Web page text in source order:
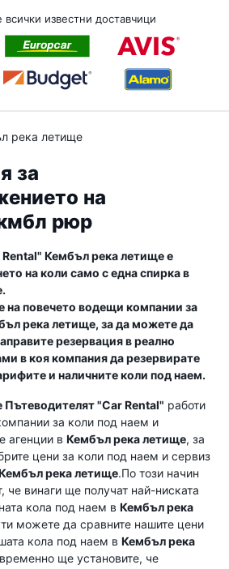
известни доставчици
река летище
за
на
рюр
Кембъл река летищее
на коли само с една спирка в
.
на повечето водещи компании за
река летище, за да можете да
резервация в реално
в коя компания да резервирате
и наличните коли под наем.
Пътеводителят "Car Rental" работи
за коли под наем и
агенции в Кембъл река летище, за
цени за коли под наем и сервиз
река летище.По този начин
че винаги ще получат най-ниската
кола под наем в Кембъл река
можете да сравните нашите цени
кола под наем в Кембъл река
ще установите, че